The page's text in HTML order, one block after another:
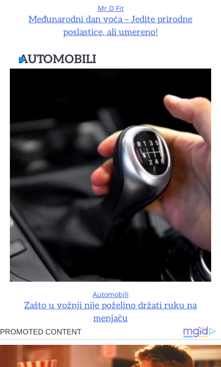
Mr D Fit
Međunarodni dan voća – Jedite prirodne
poslastice, ali umereno!
AUTOMOBILI
Automobili
Zašto u vožnji nije poželjno držati ruku na
menjaču